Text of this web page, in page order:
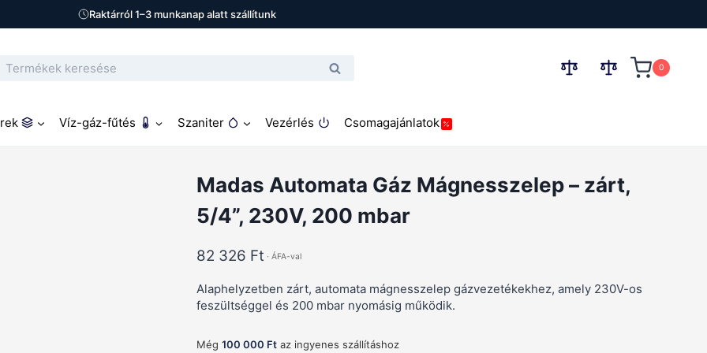
Raktárról 1–3 munkanap alatt szállítunk
Keresés
Keresés 0
Víz-gáz-fűtés Szaniter Vezérlés Csomagajánlatok
Madas Automata Gáz Mágnesszelep – zárt,
5/4”, 230V, 200 mbar
82 326 Ft
Alaphelyzetben zárt, automata mágnesszelep gázvezetékekhez, amely 230V-os
feszültséggel és 200 mbar nyomásig működik.
Még 100 000 Ft az ingyenes szállításhoz